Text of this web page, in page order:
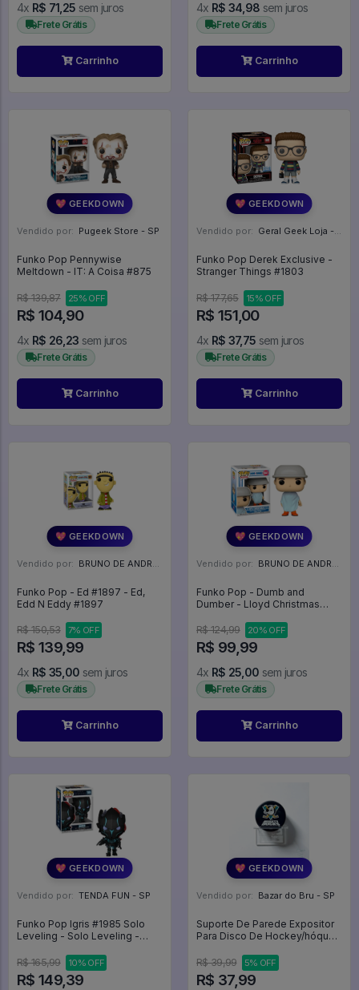
4x R$ 71,25 sem juros
Frete Grátis
Carrinho
4x R$ 34,98 sem juros
Frete Grátis
Carrinho
💖 GEEKDOWN
Vendido por: Pugeek Store - SP
Funko Pop Pennywise
Meltdown - IT: A Coisa #875
R$ 139,87 25% OFF
R$ 104,90
4x R$ 26,23 sem juros
Frete Grátis
Carrinho
💖 GEEKDOWN
Vendido por: Geral Geek Loja - SP
Funko Pop Derek Exclusive -
Stranger Things #1803
R$ 177,65 15% OFF
R$ 151,00
4x R$ 37,75 sem juros
Frete Grátis
Carrinho
💖 GEEKDOWN
Vendido por: BRUNO DE ANDRADE CLEMENTE - SC
Funko Pop - Ed #1897 - Ed,
Edd N Eddy #1897
R$ 150,53 7% OFF
R$ 139,99
4x R$ 35,00 sem juros
Frete Grátis
Carrinho
💖 GEEKDOWN
Vendido por: BRUNO DE ANDRADE CLEMENTE - SC
Funko Pop - Dumb and
Dumber - Lloyd Christmas
And Dumber #1041
R$ 124,99 20% OFF
R$ 99,99
4x R$ 25,00 sem juros
Frete Grátis
Carrinho
💖 GEEKDOWN
Vendido por: TENDA FUN - SP
Funko Pop Igris #1985 Solo
Leveling - Solo Leveling -
FUNKO POP #1985
R$ 165,99 10% OFF
R$ 149,39
💖 GEEKDOWN
Vendido por: Bazar do Bru - SP
Suporte De Parede Expositor
Para Disco De Hockey/hóquei
R$ 39,99
5% OFF
R$ 37,99